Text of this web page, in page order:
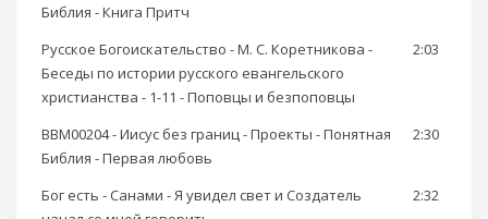
Библия - Книга Притч
Русское Богоискательство - М. С. Коретникова -
Беседы по истории русского евангельского
христианства - 1-11 - Поповцы и безпоповцы
2:03
BBM00204 - Иисус без границ - Проекты - Понятная
Библия - Первая любовь
2:30
Бог есть - Санами - Я увидел свет и Создатель
2:32